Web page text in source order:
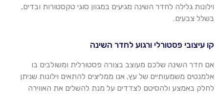
וילונות גלילה לחדר השינה מגיעים במגוון סוגי טקסטורות ובדים,
בשלל צבעים.
קו עיצובי פסטורלי ורגוע לחדר השינה
אם חדר השינה שלכם מעוצב בצורה פסטורלית ומשולבים בו
אלמנטים משמעותיים של עץ, אנו ממליצים להתאים וילונות שניתן
לחלק באמצע ולהסיטם לצדדים על מנת להשלים את האווירה